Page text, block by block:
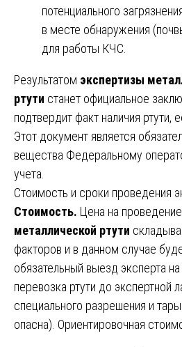
потенциального
в месте обнаружения
для работы КЧС.
Результатом экспертизы
ртути станет официальное
подтвердит факт наличия ртути,
Этот документ является
вещества Федеральному
учета.
Стоимость и сроки проведения
Стоимость. Цена на проведение
металлической ртути
факторов и в данном случае
обязательный выезд эксперта
перевозка ртути до экспертной
специального разрешения и
опасна). Ориентировочная